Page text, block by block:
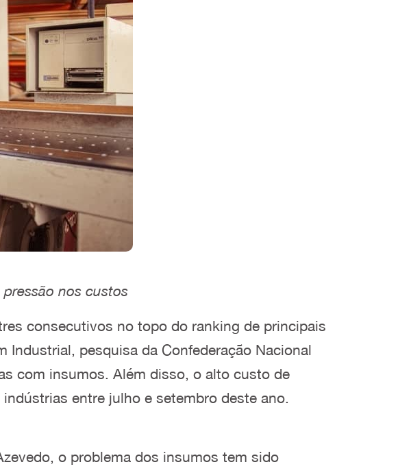
nos custos
consecutivos no topo do ranking de principais
Industrial, pesquisa da Confederação Nacional
com insumos. Além disso, o alto custo de
entre julho e setembro deste ano.
o problema dos insumos tem sido